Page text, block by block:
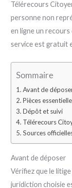
Télérecours
personne non
en ligne un
service est gratuit
Sommaire
Avant de
Pièces
Dépôt et suivi
Télérecours
Sources
Avant de déposer
Vérifiez que le
juridiction choisie